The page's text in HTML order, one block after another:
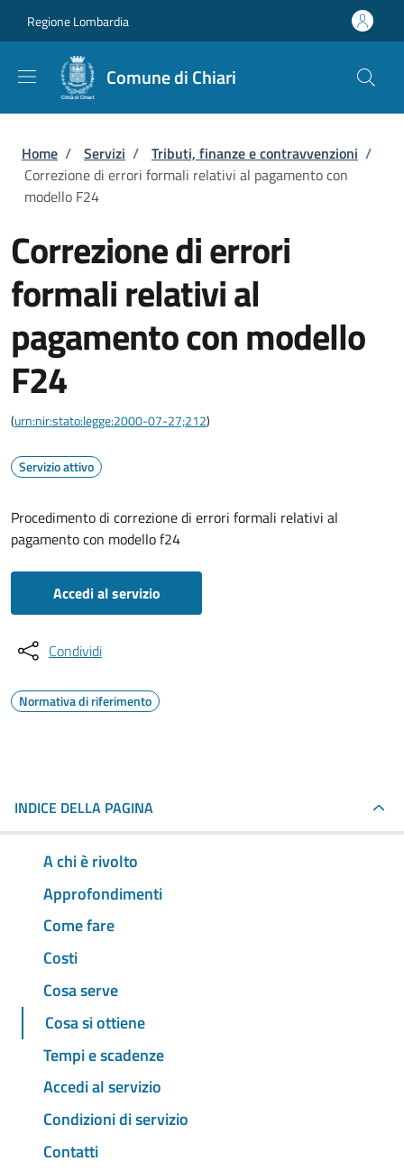
Regione Lombardia
Comune di Chiari
Briciole di pane
Home / Servizi / Tributi, finanze e contravvenzioni /
Correzione di errori formali relativi al pagamento con
modello F24
Correzione di errori
formali relativi al
pagamento con modello
F24
(urn:nir:stato:legge:2000-07-27;212)
Servizio attivo
Procedimento di correzione di errori formali relativi al
pagamento con modello f24
Accedi al servizio
Condividi
Normativa di riferimento
INDICE DELLA PAGINA
A chi è rivolto
Approfondimenti
Come fare
Costi
Cosa serve
Cosa si ottiene
Tempi e scadenze
Accedi al servizio
Condizioni di servizio
Contatti